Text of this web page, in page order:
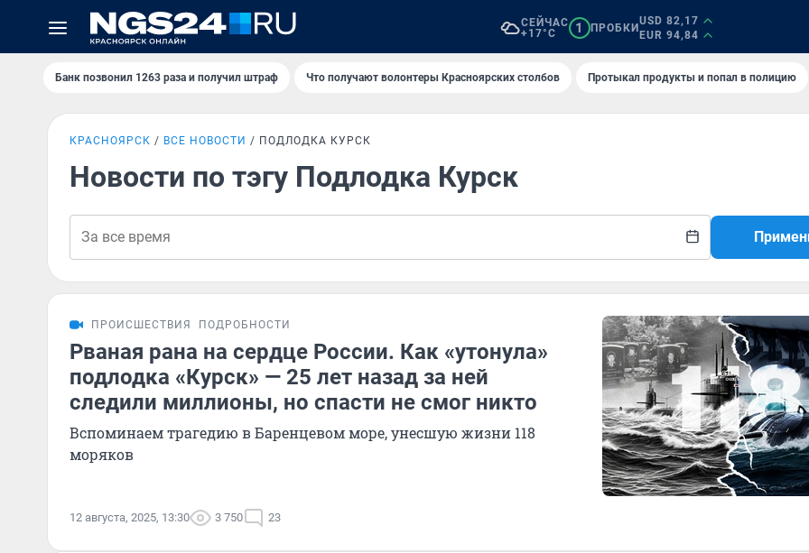
СЕЙЧАС
+17°C
1 ПРОБКИ
USD 82,17
EUR 94,84
Банк позвонил 1263 раза и получил штраф Что получают волонтеры Красноярских столбов Протыкал продукты и попал в полицию
КРАСНОЯРСК ВСЕ НОВОСТИ ПОДЛОДКА КУРСК
Новости по тэгу Подлодка Курск
ПРОИСШЕСТВИЯ ПОДРОБНОСТИ
Рваная рана на сердце России. Как «утонула»
подлодка «Курск» — 25 лет назад за ней
следили миллионы, но спасти не смог никто
Вспоминаем трагедию в Баренцевом море, унесшую жизни 118
моряков
12 августа, 2025, 13:30 3 750 23